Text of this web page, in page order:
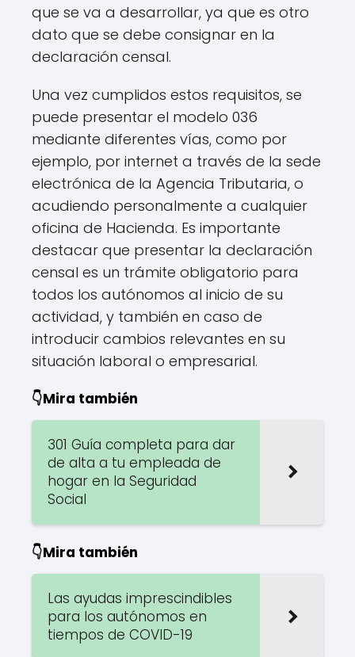
que se va a desarrollar, ya que es otro
dato que se debe consignar en la
declaración censal.
Una vez cumplidos estos requisitos, se
puede presentar el modelo 036
mediante diferentes vías, como por
ejemplo, por internet a través de la sede
electrónica de la Agencia Tributaria, o
acudiendo personalmente a cualquier
oficina de Hacienda. Es importante
destacar que presentar la declaración
censal es un trámite obligatorio para
todos los autónomos al inicio de su
actividad, y también en caso de
introducir cambios relevantes en su
situación laboral o empresarial.
👇Mira también
301 Guía completa para dar
de alta a tu empleada de
hogar en la Seguridad
Social
👇Mira también
Las ayudas imprescindibles
para los autónomos en
tiempos de COVID-19